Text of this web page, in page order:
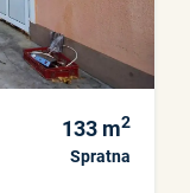
133 m2
Spratna